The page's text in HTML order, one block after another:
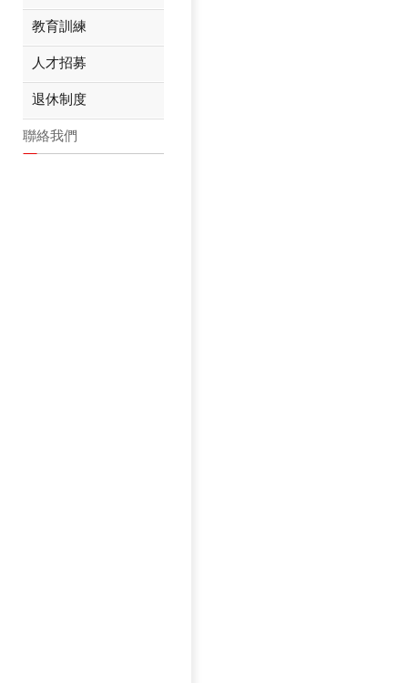
教育訓練
人才招募
退休制度
聯絡我們